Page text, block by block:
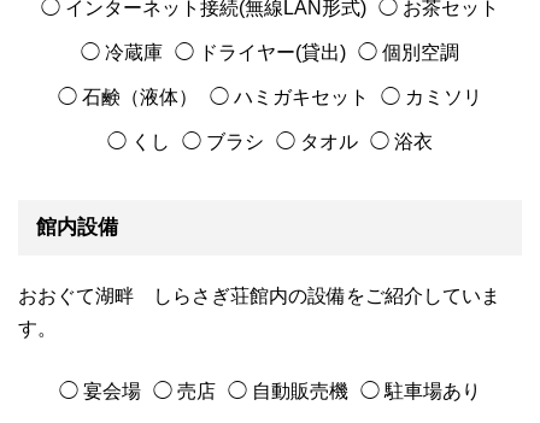
◯ インターネット接続(無線LAN形式) ◯ お茶セット
◯ 冷蔵庫 ◯ ドライヤー(貸出) ◯ 個別空調
◯ 石鹸（液体） ◯ ハミガキセット ◯ カミソリ
◯ くし ◯ ブラシ ◯ タオル ◯ 浴衣
館内設備
おおぐて湖畔 しらさぎ荘館内の設備をご紹介していま
す。
◯ 宴会場 ◯ 売店 ◯ 自動販売機 ◯ 駐車場あり